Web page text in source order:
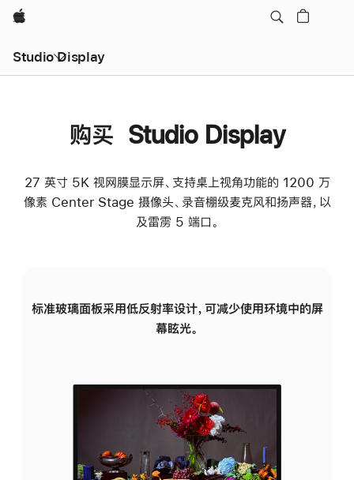
Apple
Studio Display
购买 Studio Display
27 英寸 5K 视网膜显示屏、支持桌上视角功能的 1200 万
像素 Center Stage 摄像头、录音棚级麦克风和扬声器，以
及雷雳 5 端口。
标准玻璃面板采用低反射率设计，可减少使用环境中的屏
幕眩光。